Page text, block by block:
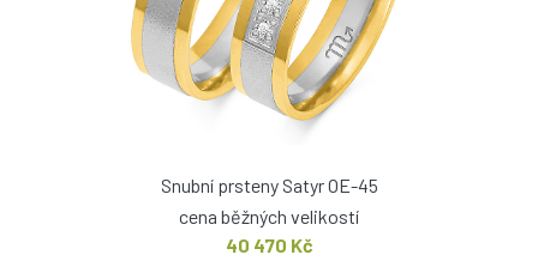
Snubní prsteny Satyr OE-45
cena běžných velikostí
40 470 Kč